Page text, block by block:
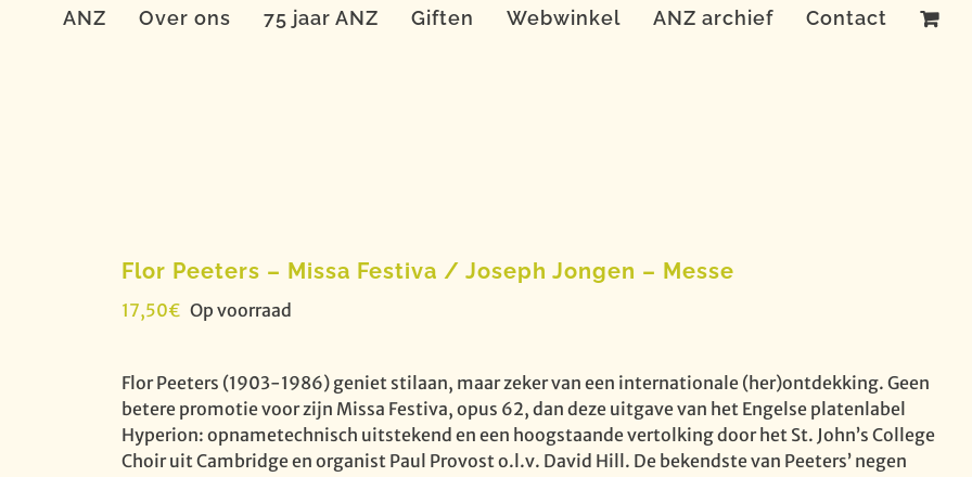
ANZ Over ons 75 jaar ANZ Giften Webwinkel ANZ archief Contact
Flor Peeters – Missa Festiva / Joseph Jongen – Messe
17,50€ Op voorraad
Flor Peeters (1903-1986) geniet stilaan, maar zeker van een internationale (her)ontdekking. Geen
betere promotie voor zijn Missa Festiva, opus 62, dan deze uitgave van het Engelse platenlabel
Hyperion: opnametechnisch uitstekend en een hoogstaande vertolking door het St. John’s College
Choir uit Cambridge en organist Paul Provost o.l.v. David Hill. De bekendste van Peeters’ negen